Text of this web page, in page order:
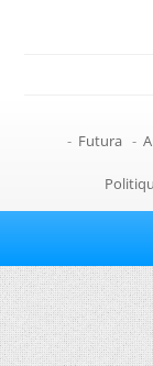
- Futura -